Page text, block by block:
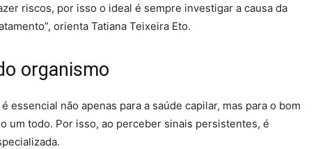
riscos, por isso o ideal é sempre investigar a causa da
orienta Tatiana Teixeira Eto.
organismo
essencial não apenas para a saúde capilar, mas para o bom
um todo. Por isso, ao perceber sinais persistentes, é